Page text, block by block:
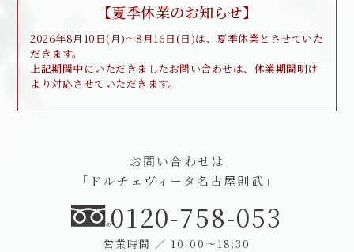
【夏季休業のお知らせ】
2026年8月10日(月)～8月16日(日)は、夏季休業とさせていた
だきます。
上記期間中にいただきましたお問い合わせは、休業期間明け
より対応させていただきます。
お問い合わせは
「ドルチェヴィータ名古屋則武」
0120-758-053
営業時間 ／ 10:00～18:30